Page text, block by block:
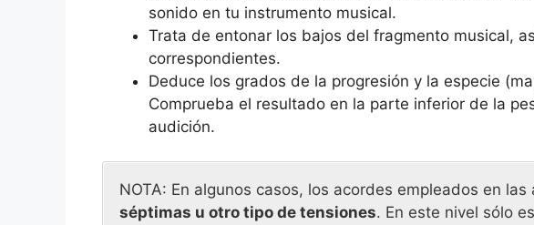
sonido en tu instrumento musical.
Trata de entonar los bajos del fragmento musical,
correspondientes.
Deduce los grados de la progresión y la especie
Comprueba el resultado en la parte inferior de la
audición.
NOTA: En algunos casos, los acordes empleados en las
séptimas u otro tipo de tensiones. En este nivel sólo